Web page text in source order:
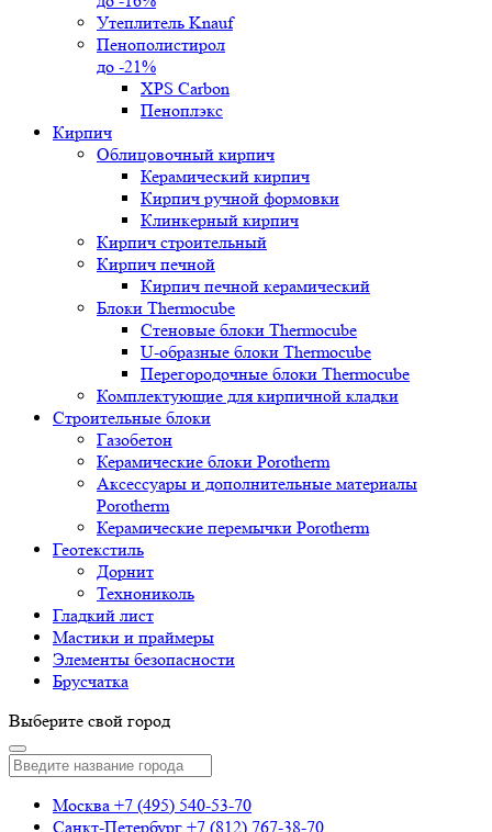
Утеплитель Knauf
Пенополистирол
до -21%
XPS Carbon
Пеноплэкс
Кирпич
Облицовочный кирпич
Керамический кирпич
Кирпич ручной формовки
Клинкерный кирпич
Кирпич строительный
Кирпич печной
Кирпич печной керамический
Блоки Thermocube
Стеновые блоки Thermocube
U-образные блоки Thermocube
Перегородочные блоки Thermocube
Комплектующие для кирпичной кладки
Строительные блоки
Газобетон
Керамические блоки Porotherm
Аксессуары и дополнительные материалы
Porotherm
Керамические перемычки Porotherm
Геотекстиль
Дорнит
Технониколь
Гладкий лист
Мастики и праймеры
Элементы безопасности
Брусчатка
Выберите свой город
Москва +7 (495) 540-53-70
Санкт-Петербург +7 (812) 767-38-70